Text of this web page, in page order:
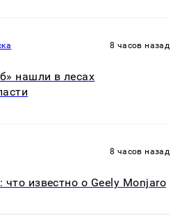
8 часов назад
нашли в лесах
8 часов назад
известно о Geely Monjaro